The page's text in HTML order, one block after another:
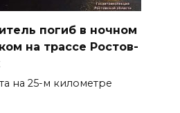
погиб в ночном
на трассе Ростов-
на 25-м километре